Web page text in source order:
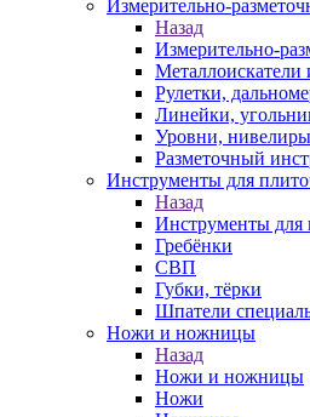
Измерительно-
Назад
Измерительно-
Металлоискатели
Рулетки,
Линейки,
Уровни, нивелиры
Разметочный
Инструменты для
Назад
Инструменты для
Гребёнки
СВП
Губки, тёрки
Шпатели
Ножи и ножницы
Назад
Ножи и ножницы
Ножи